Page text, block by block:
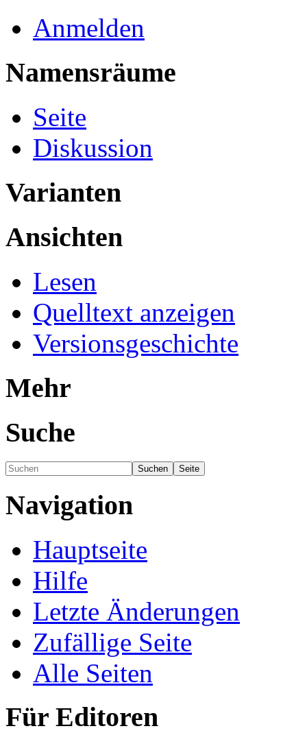
Anmelden
Namensräume
Seite
Diskussion
Varianten
Ansichten
Lesen
Quelltext anzeigen
Versionsgeschichte
Mehr
Suche
Navigation
Hauptseite
Hilfe
Letzte Änderungen
Zufällige Seite
Alle Seiten
Für Editoren